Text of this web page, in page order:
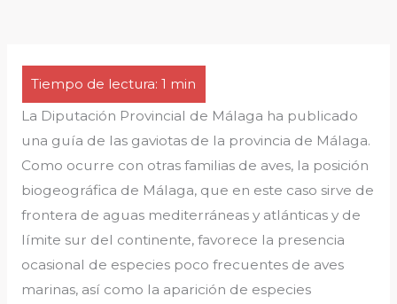
La Diputación Provincial de Málaga ha publicado
una guía de las gaviotas de la provincia de Málaga.
Como ocurre con otras familias de aves, la posición
biogeográfica de Málaga, que en este caso sirve de
frontera de aguas mediterráneas y atlánticas y de
límite sur del continente, favorece la presencia
ocasional de especies poco frecuentes de aves
marinas, así como la aparición de especies